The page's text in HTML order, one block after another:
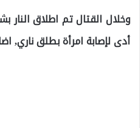
وخلال القتال تم اطلاق
أدى لإصابة امرأة بطلق ناري,